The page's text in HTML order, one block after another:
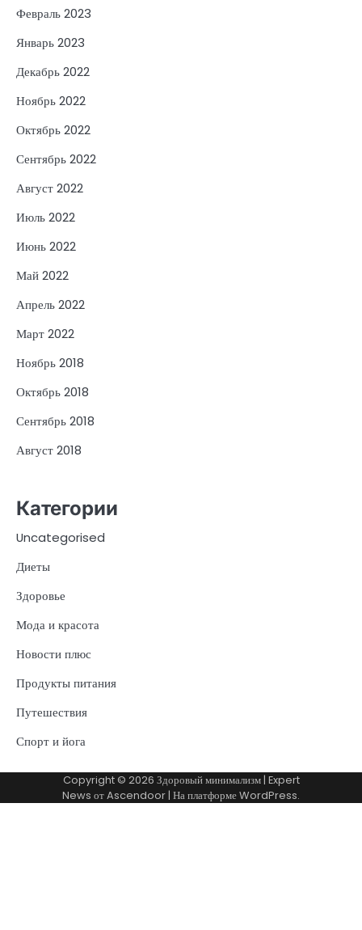
Февраль 2023
Январь 2023
Декабрь 2022
Ноябрь 2022
Октябрь 2022
Сентябрь 2022
Август 2022
Июль 2022
Июнь 2022
Май 2022
Апрель 2022
Март 2022
Ноябрь 2018
Октябрь 2018
Сентябрь 2018
Август 2018
Категории
Uncategorised
Диеты
Здоровье
Мода и красота
Новости плюс
Продукты питания
Путешествия
Спорт и йога
Copyright © 2026 Здоровый минимализм| Expert
News отAscendoor| На платформеWordPress.